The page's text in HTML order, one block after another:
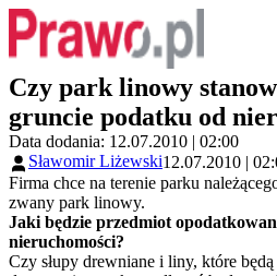
Czy park linowy
gruncie podatku od
Data dodania: 12.07.2010 | 02:00
Sławomir Liżewski12.07.2010 |
Firma chce na terenie parku
zwany park linowy.
Jaki będzie przedmiot
nieruchomości?
Czy słupy drewniane i liny, które